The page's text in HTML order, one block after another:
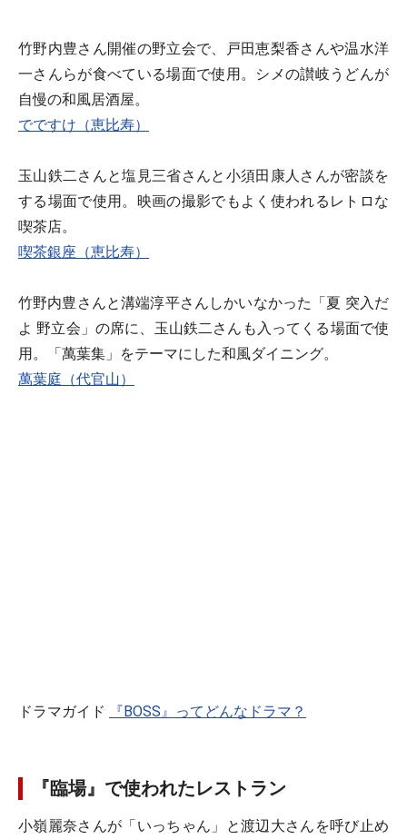
竹野内豊さん開催の野立会で、戸田恵梨香さんや温水洋
一さんらが食べている場面で使用。シメの讃岐うどんが
自慢の和風居酒屋。
でですけ（恵比寿）
玉山鉄二さんと塩見三省さんと小須田康人さんが密談を
する場面で使用。映画の撮影でもよく使われるレトロな
喫茶店。
喫茶銀座（恵比寿）
竹野内豊さんと溝端淳平さんしかいなかった「夏 突入だ
よ 野立会」の席に、玉山鉄二さんも入ってくる場面で使
用。「萬葉集」をテーマにした和風ダイニング。
萬葉庭（代官山）
ドラマガイド 『BOSS』ってどんなドラマ？
『臨場』で使われたレストラン
小嶺麗奈さんが「いっちゃん」と渡辺大さんを呼び止め